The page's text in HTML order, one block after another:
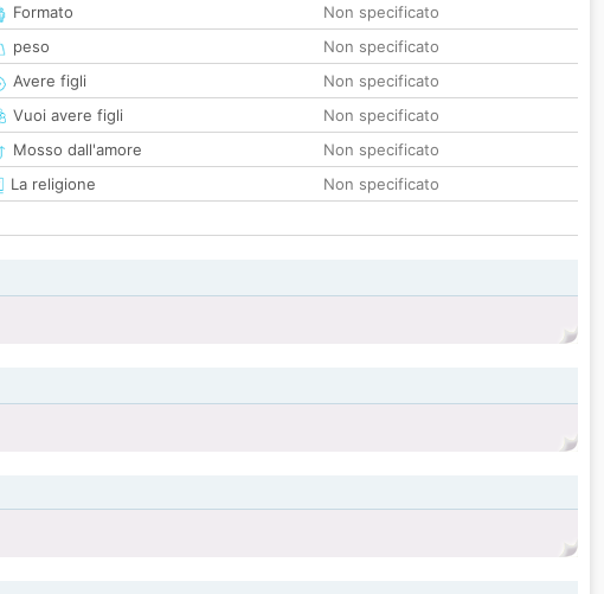
Formato
Non specificato
peso
Non specificato
Avere figli
Non specificato
Vuoi avere figli
Non specificato
Mosso dall'amore
Non specificato
La religione
Non specificato